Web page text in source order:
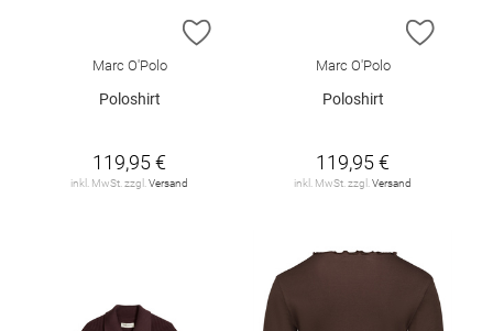
ZUR WUNSCHLISTE HINZUFÜGEN
Marc O'Polo
Poloshirt
119,95 €
inkl. MwSt. zzgl. Versand
ZUR
Marc O'Polo
Poloshirt
119,95 €
inkl. MwSt. zzgl. Versand